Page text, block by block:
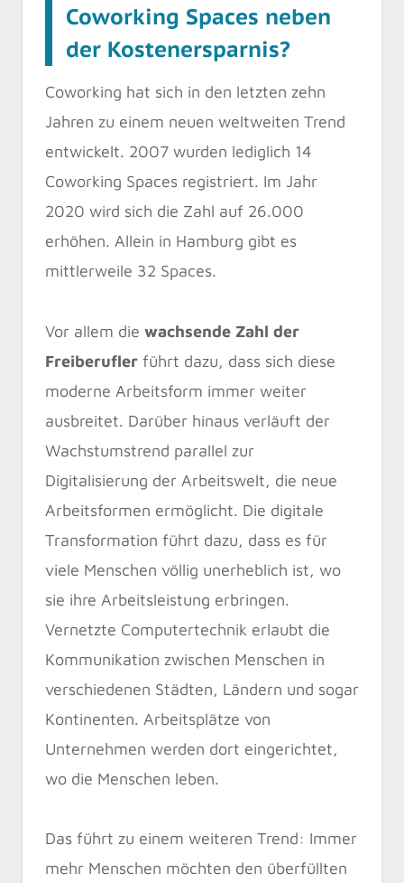
Coworking Spaces neben
der Kostenersparnis?
Coworking hat sich in den letzten zehn
Jahren zu einem neuen weltweiten Trend
entwickelt. 2007 wurden lediglich 14
Coworking Spaces registriert. Im Jahr
2020 wird sich die Zahl auf 26.000
erhöhen. Allein in Hamburg gibt es
mittlerweile 32 Spaces.
Vor allem die wachsende Zahl der
Freiberufler führt dazu, dass sich diese
moderne Arbeitsform immer weiter
ausbreitet. Darüber hinaus verläuft der
Wachstumstrend parallel zur
Digitalisierung der Arbeitswelt, die neue
Arbeitsformen ermöglicht. Die digitale
Transformation führt dazu, dass es für
viele Menschen völlig unerheblich ist, wo
sie ihre Arbeitsleistung erbringen.
Vernetzte Computertechnik erlaubt die
Kommunikation zwischen Menschen in
verschiedenen Städten, Ländern und sogar
Kontinenten. Arbeitsplätze von
Unternehmen werden dort eingerichtet,
wo die Menschen leben.
Das führt zu einem weiteren Trend: Immer
mehr Menschen möchten den überfüllten